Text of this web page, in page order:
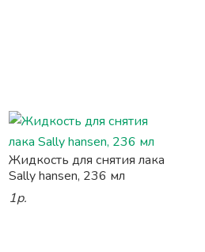
Жидкость для снятия лака
Sally hansen, 236 мл
1р.